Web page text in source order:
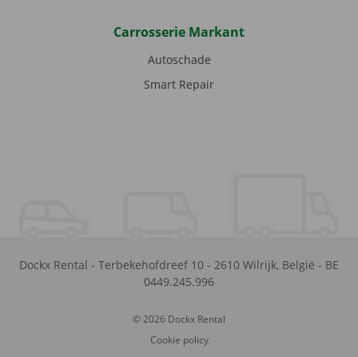
Carrosserie Markant
Autoschade
Smart Repair
Dockx Rental - Terbekehofdreef 10 - 2610 Wilrijk, België - BE
0449.245.996
© 2026 Dockx Rental
Cookie policy